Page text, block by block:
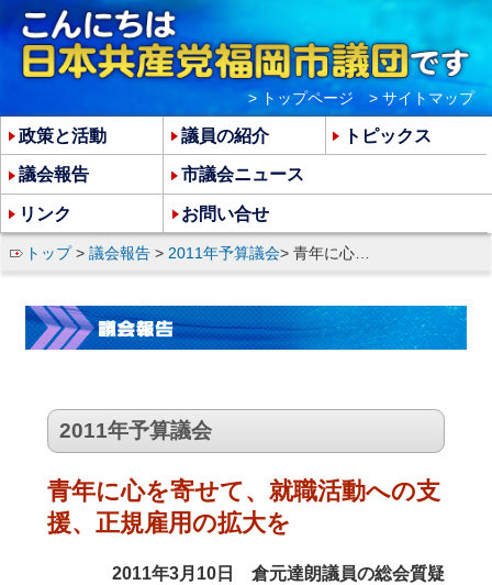
トップ> 議会報告 > 2011年予算議会> 青年に心を寄せて、就職活動への支援、正規雇用の拡大を
2011年予算議会
青年に心を寄せて、就職活動への支
援、正規雇用の拡大を
2011年3月10日 倉元達朗議員の総会質疑
政策と活動 議員の紹介 トピックス
議会報告 市議会ニュース
リンク お問い合せ
> トップページ > サイトマップ